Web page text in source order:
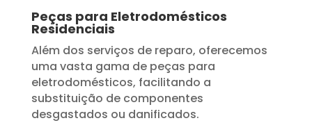
Peças para Eletrodomésticos
Residenciais
Além dos serviços de reparo, oferecemos
uma vasta gama de peças para
eletrodomésticos, facilitando a
substituição de componentes
desgastados ou danificados.